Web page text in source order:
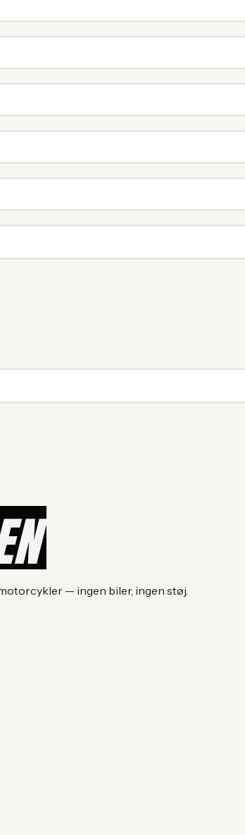
— ingen biler, ingen støj.